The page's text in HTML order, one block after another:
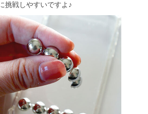
挑戦しやすいですよ♪